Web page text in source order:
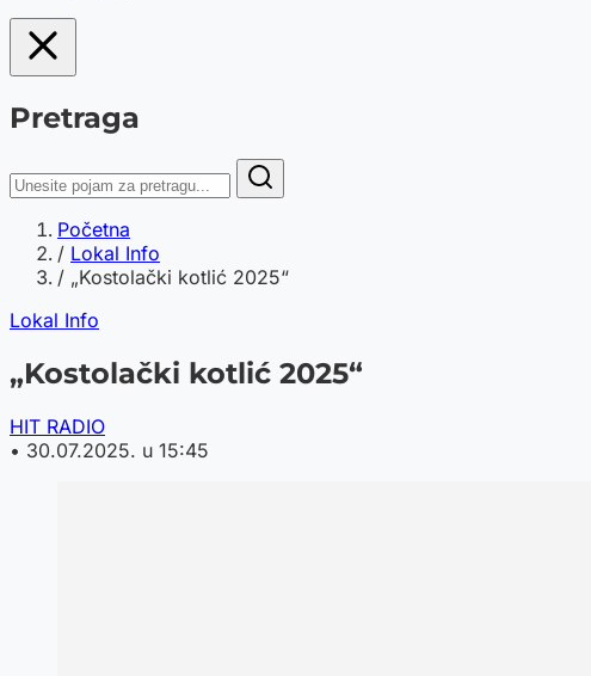
Pretraga
Početna
/ Lokal Info
/ „Kostolački kotlić 2025“
Lokal Info
„Kostolački kotlić 2025“
HIT RADIO
• 30.07.2025. u 15:45